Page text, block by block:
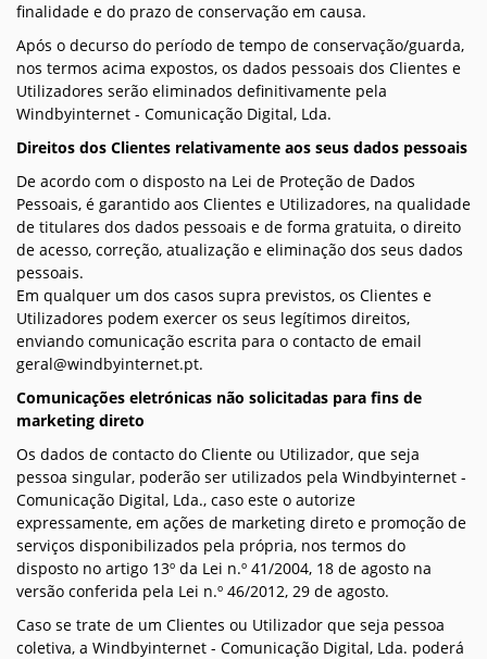
finalidade e do prazo de conservação em causa.
Após o decurso do período de tempo de conservação/guarda,
nos termos acima expostos, os dados pessoais dos Clientes e
Utilizadores serão eliminados definitivamente pela
Windbyinternet - Comunicação Digital, Lda.
Direitos dos Clientes relativamente aos seus dados pessoais
De acordo com o disposto na Lei de Proteção de Dados
Pessoais, é garantido aos Clientes e Utilizadores, na qualidade
de titulares dos dados pessoais e de forma gratuita, o direito
de acesso, correção, atualização e eliminação dos seus dados
pessoais.
Em qualquer um dos casos supra previstos, os Clientes e
Utilizadores podem exercer os seus legítimos direitos,
enviando comunicação escrita para o contacto de email
geral@windbyinternet.pt.
Comunicações eletrónicas não solicitadas para fins de
marketing direto
Os dados de contacto do Cliente ou Utilizador, que seja
pessoa singular, poderão ser utilizados pela Windbyinternet -
Comunicação Digital, Lda., caso este o autorize
expressamente, em ações de marketing direto e promoção de
serviços disponibilizados pela própria, nos termos do
disposto no artigo 13º da Lei n.º 41/2004, 18 de agosto na
versão conferida pela Lei n.º 46/2012, 29 de agosto.
Caso se trate de um Clientes ou Utilizador que seja pessoa
coletiva, a Windbyinternet - Comunicação Digital, Lda. poderá